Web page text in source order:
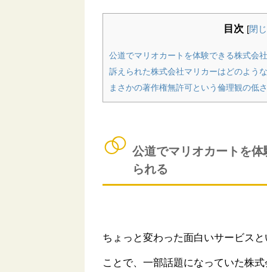
目次 [閉
公道でマリオカートを体験できる株式会
訴えられた株式会社マリカーはどのよう
まさかの著作権無許可という倫理観の低
公道でマリオカートを
られる
ちょっと変わった面白いサービスと
ことで、一部話題になっていた株式